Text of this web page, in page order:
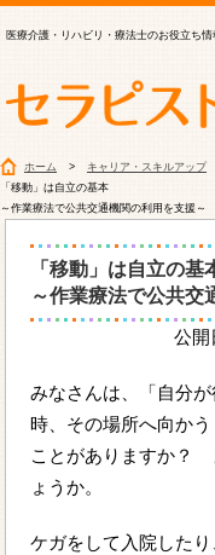
医療介護・リハビリ・療法士のお役立ち情
ホーム キャリア・スキルアップ
「移動」は自立の基本
～作業療法で公共交通機関の利用を支援～
「移動」は自立の基
～作業療法で公共交
公開
みなさんは、「自分
時、その場所へ向か
ことがありますか？
ょうか。
ケガをして入院した